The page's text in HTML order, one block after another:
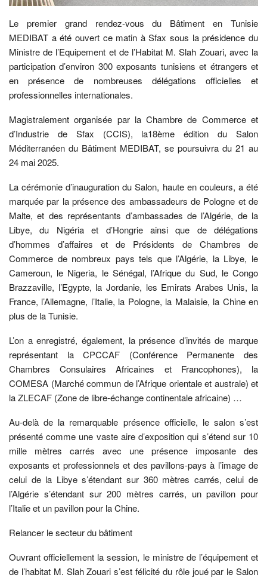
Le premier grand rendez-vous du Bâtiment en Tunisie
MEDIBAT a été ouvert ce matin à Sfax sous la présidence du
Ministre de l’Equipement et de l’Habitat M. Slah Zouari, avec la
participation d’environ 300 exposants tunisiens et étrangers et
en présence de nombreuses délégations officielles et
professionnelles internationales.
Magistralement organisée par la Chambre de Commerce et
d’Industrie de Sfax (CCIS), la18ème édition du Salon
Méditerranéen du Bâtiment MEDIBAT, se poursuivra du 21 au
24 mai 2025.
La cérémonie d’inauguration du Salon, haute en couleurs, a été
marquée par la présence des ambassadeurs de Pologne et de
Malte, et des représentants d’ambassades de l’Algérie, de la
Libye, du Nigéria et d’Hongrie ainsi que de délégations
d’hommes d’affaires et de Présidents de Chambres de
Commerce de nombreux pays tels que l’Algérie, la Libye, le
Cameroun, le Nigeria, le Sénégal, l’Afrique du Sud, le Congo
Brazzaville, l’Egypte, la Jordanie, les Emirats Arabes Unis, la
France, l’Allemagne, l’Italie, la Pologne, la Malaisie, la Chine en
plus de la Tunisie.
L’on a enregistré, également, la présence d’invités de marque
représentant la CPCCAF (Conférence Permanente des
Chambres Consulaires Africaines et Francophones), la
COMESA (Marché commun de l’Afrique orientale et australe) et
la ZLECAF (Zone de libre-échange continentale africaine) …
Au-delà de la remarquable présence officielle, le salon s’est
présenté comme une vaste aire d’exposition qui s’étend sur 10
mille mètres carrés avec une présence imposante des
exposants et professionnels et des pavillons-pays à l’image de
celui de la Libye s’étendant sur 360 mètres carrés, celui de
l’Algérie s’étendant sur 200 mètres carrés, un pavillon pour
l’Italie et un pavillon pour la Chine.
Relancer le secteur du bâtiment
Ouvrant officiellement la session, le ministre de l’équipement et
de l’habitat M. Slah Zouari s’est félicité du rôle joué par le Salon